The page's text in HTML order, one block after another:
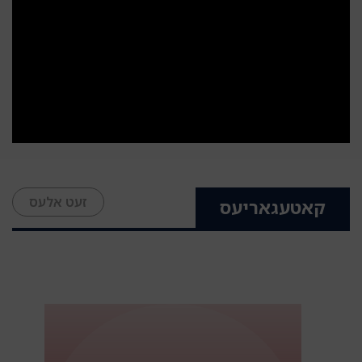
קאטעגאריעס זעט אלעס